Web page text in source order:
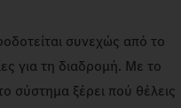
συνεχώς από το
για τη διαδρομή. Με το
σύστημα ξέρει πού θέλεις